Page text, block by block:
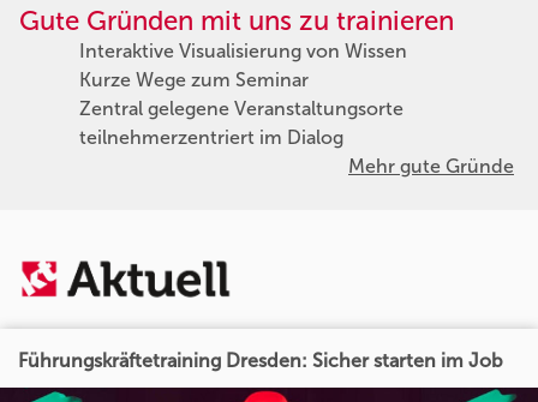
Gute Gründen mit uns zu trainieren
Interaktive Visualisierung von Wissen
Kurze Wege zum Seminar
Zentral gelegene Veranstaltungsorte
teilnehmerzentriert im Dialog
Mehr gute Gründe
Führungskräftetraining Dresden: Sicher starten im Job